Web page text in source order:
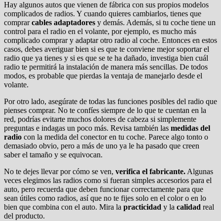
Hay algunos autos que vienen de fábrica con sus propios modelos
complicados de radios. Y cuando quieres cambiarlos, tienes que
comprarcables adaptadores y demás. Además, si tu coche tiene un
control para el radio en el volante, por ejemplo, es mucho más
complicado comprar y adaptar otro radio al coche. Entonces en estos
casos, debes averiguar bien si es que te conviene mejor soportar el
radio que ya tienes y si es que se te ha dañado, investiga bien cuál
radio te permitirá la instalación de manera más sencillas. De todos
modos, es probable que pierdas la ventaja de manejarlo desde el
volante.
Por otro lado, asegúrate de todas las funciones posibles del radio que
pienses comprar. No te confíes siempre de lo que te cuentan en la
red, podrías evitarte muchos dolores de cabeza si simplemente
preguntas e indagas un poco más. Revisa también las medidas del
radio con la medida del conector en tu coche. Parece algo tonto o
demasiado obvio, pero a más de uno ya le ha pasado que creen
saber el tamaño y se equivocan.
No te dejes llevar por cómo se ven, verifica el fabricante. Algunas
veces elegimos las radios como si fueran simples accesorios para el
auto, pero recuerda que deben funcionar correctamente para que
sean útiles como radios, así que no te fijes solo en el color o en lo
bien que combina con el auto. Mira la practicidad y la calidad real
del producto.